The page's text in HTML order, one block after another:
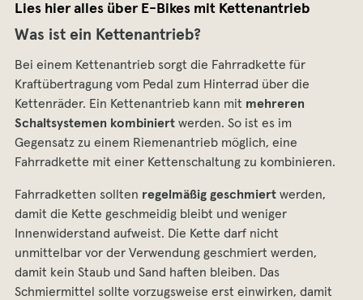
Lies hier alles über E-Bikes mit Kettenantrieb
Was ist ein Kettenantrieb?
Bei einem Kettenantrieb sorgt die Fahrradkette für
Kraftübertragung vom Pedal zum Hinterrad über die
Kettenräder. Ein Kettenantrieb kann mit mehreren
Schaltsystemen kombiniert werden. So ist es im
Gegensatz zu einem Riemenantrieb möglich, eine
Fahrradkette mit einer Kettenschaltung zu kombinieren.
Fahrradketten sollten regelmäßig geschmiert werden,
damit die Kette geschmeidig bleibt und weniger
Innenwiderstand aufweist. Die Kette darf nicht
unmittelbar vor der Verwendung geschmiert werden,
damit kein Staub und Sand haften bleiben. Das
Schmiermittel sollte vorzugsweise erst einwirken, damit